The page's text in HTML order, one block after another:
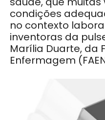
condições
no contexto
inventoras da
Marília Duarte, da
Enfermagem